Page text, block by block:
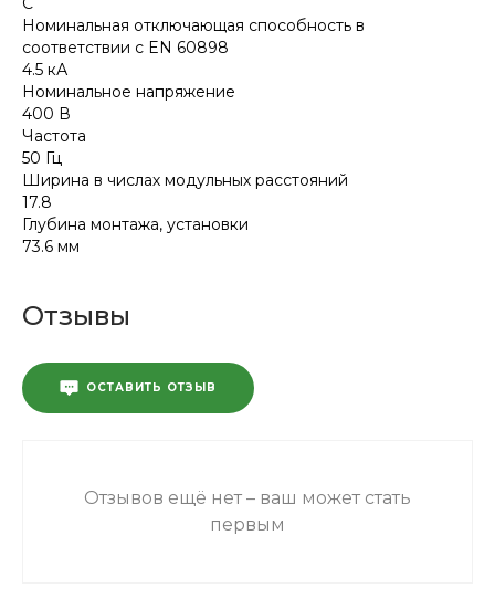
Номинальная отключающая способность в
соответствии с EN 60898
4.5 кА
Номинальное напряжение
400 В
Частота
50 Гц
Ширина в числах модульных расстояний
17.8
Глубина монтажа, установки
73.6 мм
Отзывы
ОСТАВИТЬ ОТЗЫВ
Отзывов ещё нет – ваш может стать
первым